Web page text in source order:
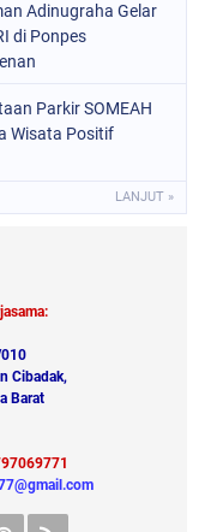
Adinugraha Gelar
di Ponpes
Parkir SOMEAH
Wisata Positif
LANJUT »
Cibadak,
Barat